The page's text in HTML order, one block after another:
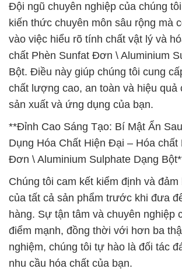
Đội ngũ chuyên nghiệp của chúng
kiến thức chuyên môn sâu rộng mà
vào việc hiểu rõ tính chất vật lý và
chất Phèn Sunfat Đơn \ Aluminium
Bột. Điều này giúp chúng tôi cung
chất lượng cao, an toàn và hiệu quả
sản xuất và ứng dụng của bạn.
**Đỉnh Cao Sáng Tạo: Bí Mật Ẩn
Dụng Hóa Chất Hiện Đại – Hóa chất
Đơn \ Aluminium Sulphate Dạng
Chúng tôi cam kết kiểm định và
của tất cả sản phẩm trước khi đưa
hàng. Sự tận tâm và chuyên nghiệp
điểm mạnh, đồng thời với hơn ba
nghiệm, chúng tôi tự hào là đối tác
nhu cầu hóa chất của bạn.